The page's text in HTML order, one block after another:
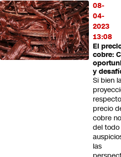
08-
04-
2023
13:08
El
cobre:
y
Si bien
precio
cobre
del todo
las